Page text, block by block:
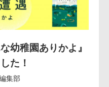
幼稚園ありかよ』
た！
集部